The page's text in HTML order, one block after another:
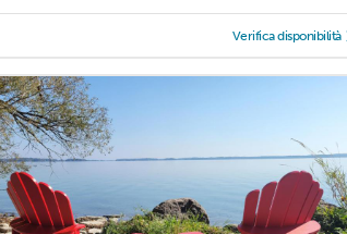
Verifica disponibilità